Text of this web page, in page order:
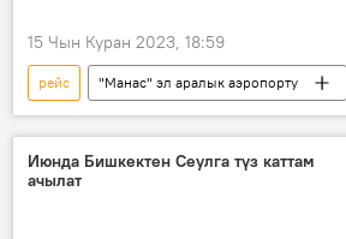
15 Чын Куран 2023, 18:59
рейс
"Манас" эл аралык аэропорту
Анкара
Бишкек
учак
авиакаттам
Түркия
Июнда Бишкектен Сеулга түз каттам
ачылат